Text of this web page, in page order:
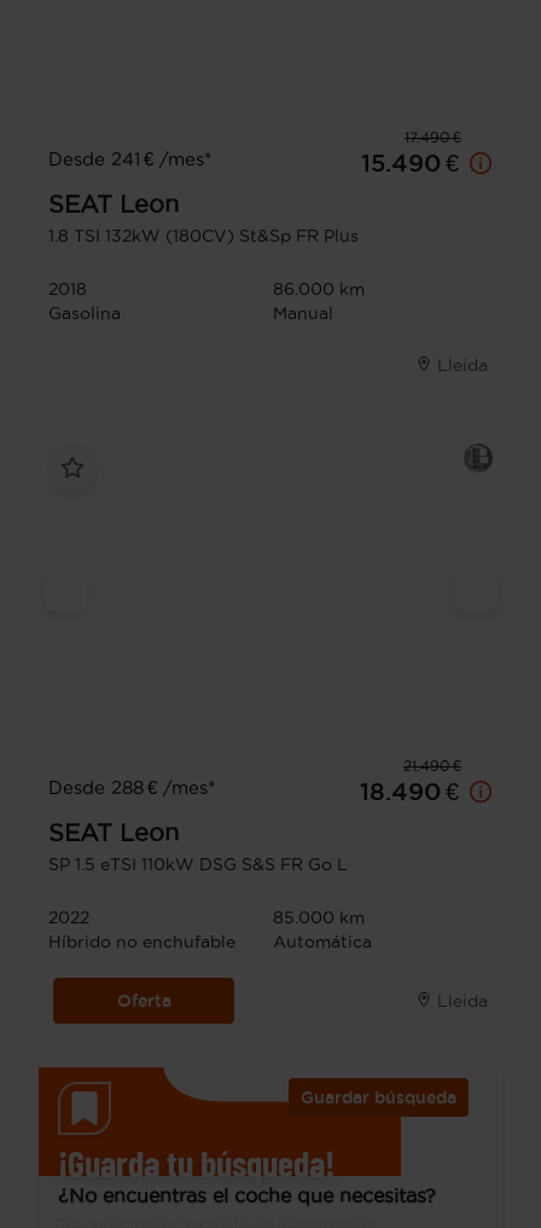
17.490 €
Desde 241 € /mes*
15.490 €
SEAT Leon
1.8 TSI 132kW (180CV) St&Sp FR Plus
2018
86.000 km
Gasolina
Manual
Lleida
21.490 €
Desde 288 € /mes*
18.490 €
SEAT Leon
SP 1.5 eTSI 110kW DSG S&S FR Go L
2022
85.000 km
Híbrido no enchufable
Automática
Oferta Lleida
Guardar búsqueda
¡Guarda tu búsqueda!
¿No encuentras el coche que necesitas?